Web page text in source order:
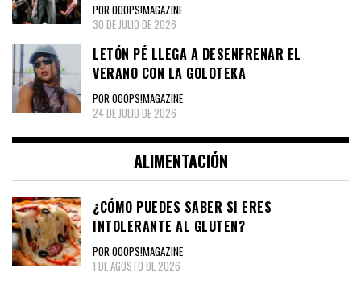
POR OOOPS!MAGAZINE
30 DE JULIO DE 2026
LETÓN PÉ LLEGA A DESENFRENAR EL
VERANO CON LA GOLOTEKA
POR OOOPS!MAGAZINE
24 DE JULIO DE 2026
ALIMENTACIÓN
¿CÓMO PUEDES SABER SI ERES
INTOLERANTE AL GLUTEN?
POR OOOPS!MAGAZINE
1 DE AGOSTO DE 2026